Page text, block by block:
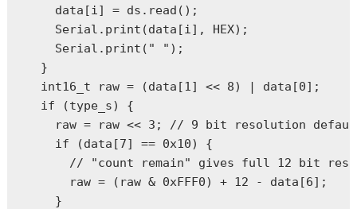
data[i] = ds.read();
Serial.print(data[i], HEX);
Serial.print(" ");
}
int16_t raw = (data[1] << 8) | data[0];
if (type_s) {
raw = raw << 3; // 9 bit resolution
if (data[7] == 0x10) {
// "count remain" gives full 12 bit
raw = (raw & 0xFFF0) + 12 - data[6];
}